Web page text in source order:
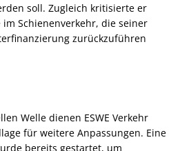
soll. Zugleich kritisierte er
Schienenverkehr, die seiner
zurückzuführen
Welle dienen ESWE Verkehr
für weitere Anpassungen. Eine
bereits gestartet, um